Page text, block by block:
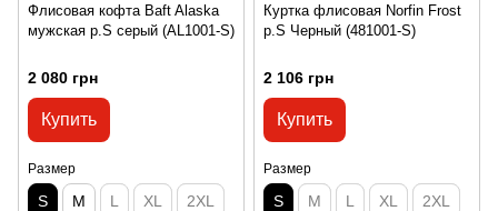
Флисовая кофта Baft Alaska
мужская р.S серый (AL1001-S)
2 080 грн
Купить
Размер
S M L XL 2XL
Куртка флисовая Norfin Frost
р.S Черный (481001-S)
2 106 грн
Купить
Размер
S M L XL 2XL